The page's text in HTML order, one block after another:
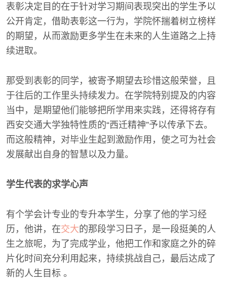
表彰决定目的在于针对学习期间表现突出的学生予以
公开肯定，借助表彰这一行为，学院怀揣着树立榜样
的期望，从而激励更多学生在未来的人生道路之上持
续进取。
那受到表彰的同学，被寄予期望去珍惜这般荣誉，且
于往后的工作里头持续发力。在学院特别提及的内容
当中，是期望他们能够把所学用来实践，还得将存有
西安交通大学独特性质的“西迁精神”予以传承下去。
而这般精神，对毕业生起到激励作用，使之可为社会
发展献出自身的智慧以及力量。
学生代表的求学心声
有个学会计专业的专升本学生，分享了他的学习经
历，他讲，在交大的那段学习日子，是一段挺美的人
生之旅呢，为了完成学业，他把工作和家庭之外的碎
片化时间充分利用起来，持续挑战自己，最后达成了
新的人生目标 。